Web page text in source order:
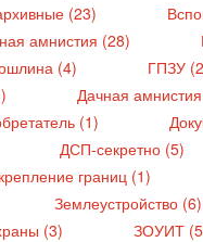
(23)
амнистия (28)
(4) ГПЗУ
Дачная
(1)
ДСП-секретно (5)
границ (1)
Землеустройство (6)
(3) ЗОУИТ